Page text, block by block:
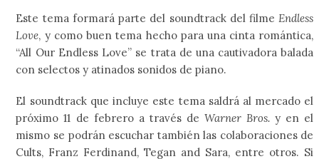
Este tema formará parte del soundtrack del filmeEndless
Love, y como buen tema hecho para una cinta romántica,
“All Our Endless Love” se trata de una cautivadora balada
con selectos y atinados sonidos de piano.
El soundtrack que incluye este tema saldrá al mercado el
próximo 11 de febrero a través deWarner Bros. y en el
mismo se podrán escuchar también las colaboraciones de
Cults, Franz Ferdinand, Tegan and Sara, entre otros. Si